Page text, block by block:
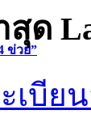
ข่วย”
สุด
เบีย